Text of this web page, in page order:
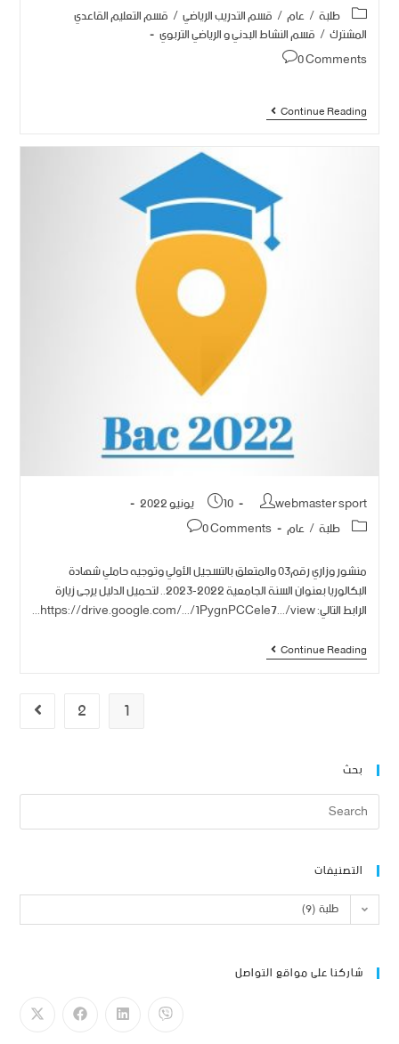
طلبة/عام/ قسم التدريب الرياضي/ قسم التعليم القاعدي
المشترك/ قسم النشاط البدني و الرياضي التربوي
0 Comments
Continue Reading
webmaster sport
10 يونيو 2022
طلبة/عام 0 Comments
منشور وزاري رقم03 والمتعلق بالتسجيل الأولي وتوجيه حاملي شهادة
البكالوريا بعنوان السنة الجامعية 2022-2023.. لتحميل الدليل يرجى زيارة
الرابط التالي: https://drive.google.com/.../1PygnPCCele7.../view...
Continue Reading
1
2
بحث
التصنيفات
طلبة (9)
شاركنا على مواقع التواصل